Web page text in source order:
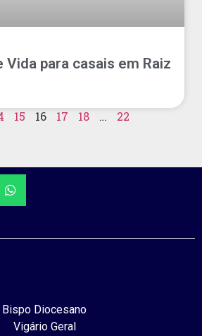
Vida para casais em Raiz
15 16 17 18 … 22
Bispo Diocesano
Vigário Geral